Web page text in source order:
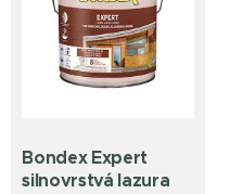
Bondex Expert
silnovrstvá lazura